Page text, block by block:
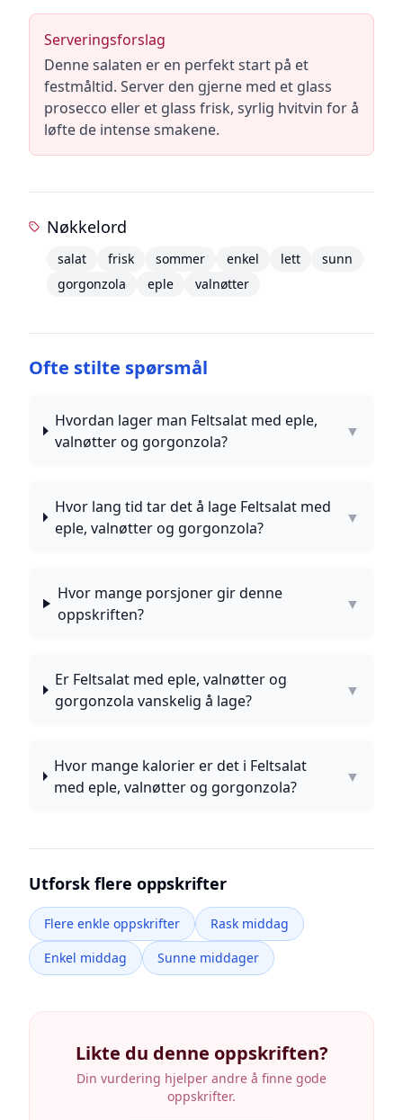
Serveringsforslag
Denne salaten er en perfekt start på et
festmåltid. Server den gjerne med et glass
prosecco eller et glass frisk, syrlig hvitvin for å
løfte de intense smakene.
Nøkkelord
salat frisk sommer enkel lett
sunn
gorgonzola
eple valnøtter
Ofte stilte spørsmål
Hvordan lager man Feltsalat med eple,
valnøtter og gorgonzola?
▼
Hvor lang tid tar det å lage Feltsalat med
eple, valnøtter og gorgonzola?
▼
Hvor mange porsjoner gir denne
oppskriften?
▼
Er Feltsalat med eple, valnøtter og
gorgonzola vanskelig å lage?
▼
Hvor mange kalorier er det i Feltsalat
med eple, valnøtter og gorgonzola?
▼
Utforsk flere oppskrifter
Flere enkle oppskrifter
Rask middag
Enkel middag
Sunne middager
Likte du denne oppskriften?
Din vurdering hjelper andre å finne gode
oppskrifter.